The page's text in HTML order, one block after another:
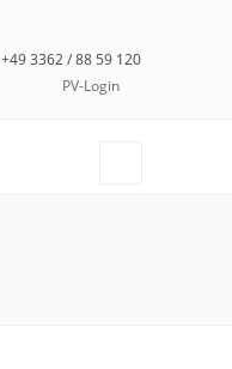
+49 3362 / 88 59 120
PV-Login